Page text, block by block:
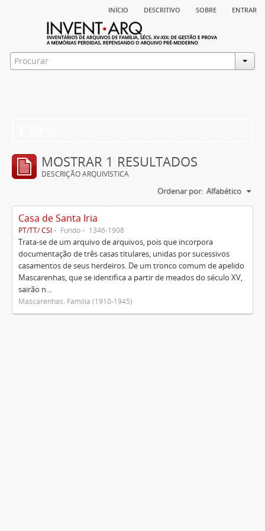
início descritivo sobre entrar
MOSTRAR 1 RESULTADOS
DESCRIÇÃO ARQUIVÍSTICA
Ordenar por: Alfabético
Casa de Santa Iria
PT/TT/ CSI Fundo 1346-1908
Trata-se de um arquivo de arquivos, pois que incorpora
documentação de três casas titulares, unidas por sucessivos
casamentos de seus herdeiros. De um tronco comum de apelido
Mascarenhas, que se identifica a partir de meados do século XV,
sairão n...
Mascarenhas. Família (1910-1945)